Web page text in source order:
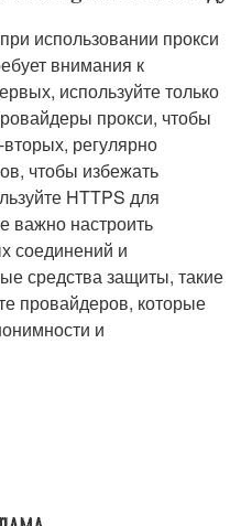
использовании прокси
внимания к
используйте только
прокси, чтобы
регулярно
чтобы избежать
HTTPS для
важно настроить
соединений и
средства защиты, такие
провайдеров, которые
и